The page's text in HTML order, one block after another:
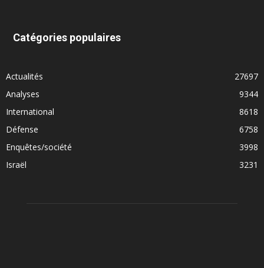
Catégories populaires
Actualités
27697
Analyses
9344
International
8618
Défense
6758
Enquêtes/société
3998
Israël
3231